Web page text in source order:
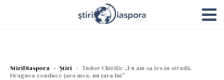
StiriDiaspora › Știri › Tudor Chirilă: „Eu am sa ies în stradă.
Dragnea conduce țara mea, nu țara lui”